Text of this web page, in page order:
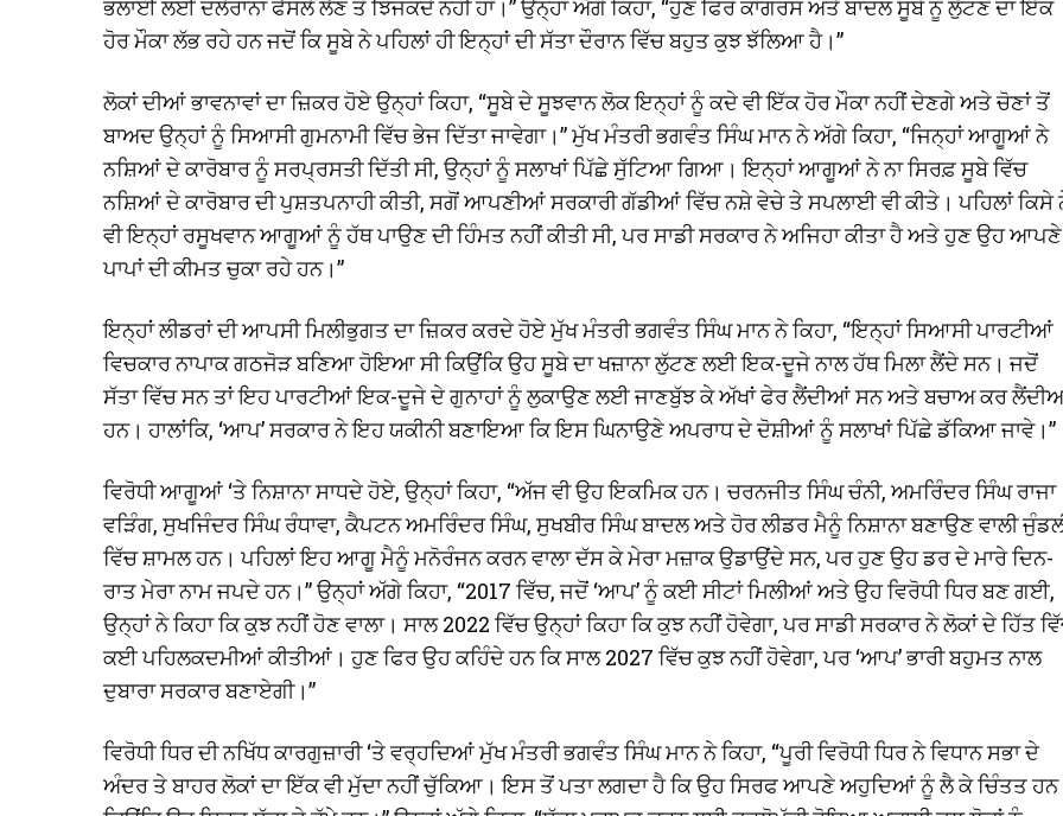
ਭਲਾਈ ਲਈ ਦਲੇਰਾਨਾ ਫੈਸਲੇ ਲੈਣ ਤੋਂ ਝਿਜਕਦੇ ਨਹੀਂ ਹਾਂ।” ਉਨ੍ਹਾਂ ਅੱਗੇ ਕਿਹਾ, “ਹੁਣ ਫਿਰ ਕਾਂਗਰਸ ਅਤੇ ਬਾਦਲ ਸੂਬੇ ਨੂੰ ਲੁੱਟਣ ਦਾ ਇੱਕ
ਹੋਰ ਮੌਕਾ ਲੱਭ ਰਹੇ ਹਨ ਜਦੋਂ ਕਿ ਸੂਬੇ ਨੇ ਪਹਿਲਾਂ ਹੀ ਇਨ੍ਹਾਂ ਦੀ ਸੱਤਾ ਦੌਰਾਨ ਵਿੱਚ ਬਹੁਤ ਕੁਝ ਝੱਲਿਆ ਹੈ।”
ਲੋਕਾਂ ਦੀਆਂ ਭਾਵਨਾਵਾਂ ਦਾ ਜ਼ਿਕਰ ਹੋਏ ਉਨ੍ਹਾਂ ਕਿਹਾ, “ਸੂਬੇ ਦੇ ਸੂਝਵਾਨ ਲੋਕ ਇਨ੍ਹਾਂ ਨੂੰ ਕਦੇ ਵੀ ਇੱਕ ਹੋਰ ਮੌਕਾ ਨਹੀਂ ਦੇਣਗੇ ਅਤੇ ਚੋਣਾਂ ਤੋਂ
ਬਾਅਦ ਉਨ੍ਹਾਂ ਨੂੰ ਸਿਆਸੀ ਗੁਮਨਾਮੀ ਵਿੱਚ ਭੇਜ ਦਿੱਤਾ ਜਾਵੇਗਾ।” ਮੁੱਖ ਮੰਤਰੀ ਭਗਵੰਤ ਸਿੰਘ ਮਾਨ ਨੇ ਅੱਗੇ ਕਿਹਾ, “ਜਿਨ੍ਹਾਂ ਆਗੂਆਂ ਨੇ
ਨਸ਼ਿਆਂ ਦੇ ਕਾਰੋਬਾਰ ਨੂੰ ਸਰਪ੍ਰਸਤੀ ਦਿੱਤੀ ਸੀ, ਉਨ੍ਹਾਂ ਨੂੰ ਸਲਾਖਾਂ ਪਿੱਛੇ ਸੁੱਟਿਆ ਗਿਆ। ਇਨ੍ਹਾਂ ਆਗੂਆਂ ਨੇ ਨਾ ਸਿਰਫ਼ ਸੂਬੇ ਵਿੱਚ
ਨਸ਼ਿਆਂ ਦੇ ਕਾਰੋਬਾਰ ਦੀ ਪੁਸ਼ਤਪਨਾਹੀ ਕੀਤੀ, ਸਗੋਂ ਆਪਣੀਆਂ ਸਰਕਾਰੀ ਗੱਡੀਆਂ ਵਿੱਚ ਨਸ਼ੇ ਵੇਚੇ ਤੇ ਸਪਲਾਈ ਵੀ ਕੀਤੇ। ਪਹਿਲਾਂ ਕਿਸੇ
ਵੀ ਇਨ੍ਹਾਂ ਰਸੂਖਵਾਨ ਆਗੂਆਂ ਨੂੰ ਹੱਥ ਪਾਉਣ ਦੀ ਹਿੰਮਤ ਨਹੀਂ ਕੀਤੀ ਸੀ, ਪਰ ਸਾਡੀ ਸਰਕਾਰ ਨੇ ਅਜਿਹਾ ਕੀਤਾ ਹੈ ਅਤੇ ਹੁਣ ਉਹ ਆਪਣੇ
ਪਾਪਾਂ ਦੀ ਕੀਮਤ ਚੁਕਾ ਰਹੇ ਹਨ।”
ਇਨ੍ਹਾਂ ਲੀਡਰਾਂ ਦੀ ਆਪਸੀ ਮਿਲੀਭੁਗਤ ਦਾ ਜ਼ਿਕਰ ਕਰਦੇ ਹੋਏ ਮੁੱਖ ਮੰਤਰੀ ਭਗਵੰਤ ਸਿੰਘ ਮਾਨ ਨੇ ਕਿਹਾ, “ਇਨ੍ਹਾਂ ਸਿਆਸੀ ਪਾਰਟੀਆਂ
ਵਿਚਕਾਰ ਨਾਪਾਕ ਗਠਜੋੜ ਬਣਿਆ ਹੋਇਆ ਸੀ ਕਿਉਂਕਿ ਉਹ ਸੂਬੇ ਦਾ ਖਜ਼ਾਨਾ ਲੁੱਟਣ ਲਈ ਇਕ-ਦੂਜੇ ਨਾਲ ਹੱਥ ਮਿਲਾ ਲੈਂਦੇ ਸਨ। ਜਦੋਂ
ਸੱਤਾ ਵਿੱਚ ਸਨ ਤਾਂ ਇਹ ਪਾਰਟੀਆਂ ਇਕ-ਦੂਜੇ ਦੇ ਗੁਨਾਹਾਂ ਨੂੰ ਲੁਕਾਉਣ ਲਈ ਜਾਣਬੁੱਝ ਕੇ ਅੱਖਾਂ ਫੇਰ ਲੈਂਦੀਆਂ ਸਨ ਅਤੇ ਬਚਾਅ ਕਰ
ਹਨ। ਹਾਲਾਂਕਿ, ‘ਆਪ’ ਸਰਕਾਰ ਨੇ ਇਹ ਯਕੀਨੀ ਬਣਾਇਆ ਕਿ ਇਸ ਘਿਨਾਉਣੇ ਅਪਰਾਧ ਦੇ ਦੋਸ਼ੀਆਂ ਨੂੰ ਸਲਾਖਾਂ ਪਿੱਛੇ ਡੱਕਿਆ ਜਾਵੇ।”
ਵਿਰੋਧੀ ਆਗੂਆਂ ‘ਤੇ ਨਿਸ਼ਾਨਾ ਸਾਧਦੇ ਹੋਏ, ਉਨ੍ਹਾਂ ਕਿਹਾ, “ਅੱਜ ਵੀ ਉਹ ਇਕਮਿਕ ਹਨ। ਚਰਨਜੀਤ ਸਿੰਘ ਚੰਨੀ, ਅਮਰਿੰਦਰ ਸਿੰਘ ਰਾਜਾ
ਵੜਿੰਗ, ਸੁਖਜਿੰਦਰ ਸਿੰਘ ਰੰਧਾਵਾ, ਕੈਪਟਨ ਅਮਰਿੰਦਰ ਸਿੰਘ, ਸੁਖਬੀਰ ਸਿੰਘ ਬਾਦਲ ਅਤੇ ਹੋਰ ਲੀਡਰ ਮੈਨੂੰ ਨਿਸ਼ਾਨਾ ਬਣਾਉਣ ਵਾਲੀ
ਵਿੱਚ ਸ਼ਾਮਲ ਹਨ। ਪਹਿਲਾਂ ਇਹ ਆਗੂ ਮੈਨੂੰ ਮਨੋਰੰਜਨ ਕਰਨ ਵਾਲਾ ਦੱਸ ਕੇ ਮੇਰਾ ਮਜ਼ਾਕ ਉਡਾਉਂਦੇ ਸਨ, ਪਰ ਹੁਣ ਉਹ ਡਰ ਦੇ ਮਾਰੇ ਦਿਨ-
ਰਾਤ ਮੇਰਾ ਨਾਮ ਜਪਦੇ ਹਨ।” ਉਨ੍ਹਾਂ ਅੱਗੇ ਕਿਹਾ, “2017 ਵਿੱਚ, ਜਦੋਂ ‘ਆਪ’ ਨੂੰ ਕਈ ਸੀਟਾਂ ਮਿਲੀਆਂ ਅਤੇ ਉਹ ਵਿਰੋਧੀ ਧਿਰ ਬਣ ਗਈ,
ਉਨ੍ਹਾਂ ਨੇ ਕਿਹਾ ਕਿ ਕੁਝ ਨਹੀਂ ਹੋਣ ਵਾਲਾ। ਸਾਲ 2022 ਵਿੱਚ ਉਨ੍ਹਾਂ ਕਿਹਾ ਕਿ ਕੁਝ ਨਹੀਂ ਹੋਵੇਗਾ, ਪਰ ਸਾਡੀ ਸਰਕਾਰ ਨੇ ਲੋਕਾਂ ਦੇ ਹਿੱਤ
ਕਈ ਪਹਿਲਕਦਮੀਆਂ ਕੀਤੀਆਂ। ਹੁਣ ਫਿਰ ਉਹ ਕਹਿੰਦੇ ਹਨ ਕਿ ਸਾਲ 2027 ਵਿੱਚ ਕੁਝ ਨਹੀਂ ਹੋਵੇਗਾ, ਪਰ ‘ਆਪ’ ਭਾਰੀ ਬਹੁਮਤ ਨਾਲ
ਦੁਬਾਰਾ ਸਰਕਾਰ ਬਣਾਏਗੀ।”
ਵਿਰੋਧੀ ਧਿਰ ਦੀ ਨਖਿੱਧ ਕਾਰਗੁਜ਼ਾਰੀ ‘ਤੇ ਵਰ੍ਹਦਿਆਂ ਮੁੱਖ ਮੰਤਰੀ ਭਗਵੰਤ ਸਿੰਘ ਮਾਨ ਨੇ ਕਿਹਾ, “ਪੂਰੀ ਵਿਰੋਧੀ ਧਿਰ ਨੇ ਵਿਧਾਨ ਸਭਾ ਦੇ
ਅੰਦਰ ਤੇ ਬਾਹਰ ਲੋਕਾਂ ਦਾ ਇੱਕ ਵੀ ਮੁੱਦਾ ਨਹੀਂ ਚੁੱਕਿਆ। ਇਸ ਤੋਂ ਪਤਾ ਲਗਦਾ ਹੈ ਕਿ ਉਹ ਸਿਰਫ ਆਪਣੇ ਅਹੁਦਿਆਂ ਨੂੰ ਲੈ ਕੇ ਚਿੰਤਤ ਹਨ